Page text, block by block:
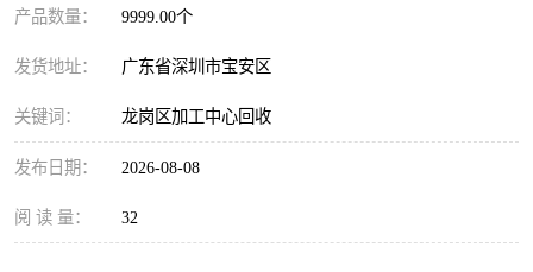
产品数量： 9999.00个
发货地址： 广东省深圳市宝安区
关键词： 龙岗区加工中心回收
发布日期： 2026-08-08
阅 读 量： 32